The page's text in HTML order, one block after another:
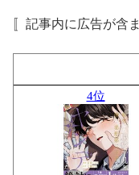
〚記事内に広告が含